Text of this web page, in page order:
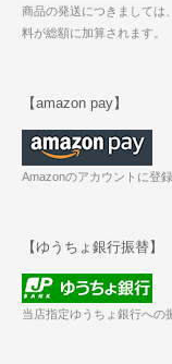
商品の発送につきましては
料が総額に加算されます。
【amazon pay】
Amazonのアカウントに登
【ゆうちょ銀行振替】
当店指定ゆうちょ銀行への